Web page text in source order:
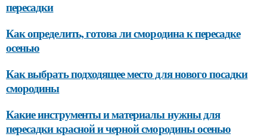
пересадки
Как определить, готова ли смородина к пересадке
осенью
Как выбрать подходящее место для нового посадки
смородины
Какие инструменты и материалы нужны для
пересадки красной и черной смородины осенью